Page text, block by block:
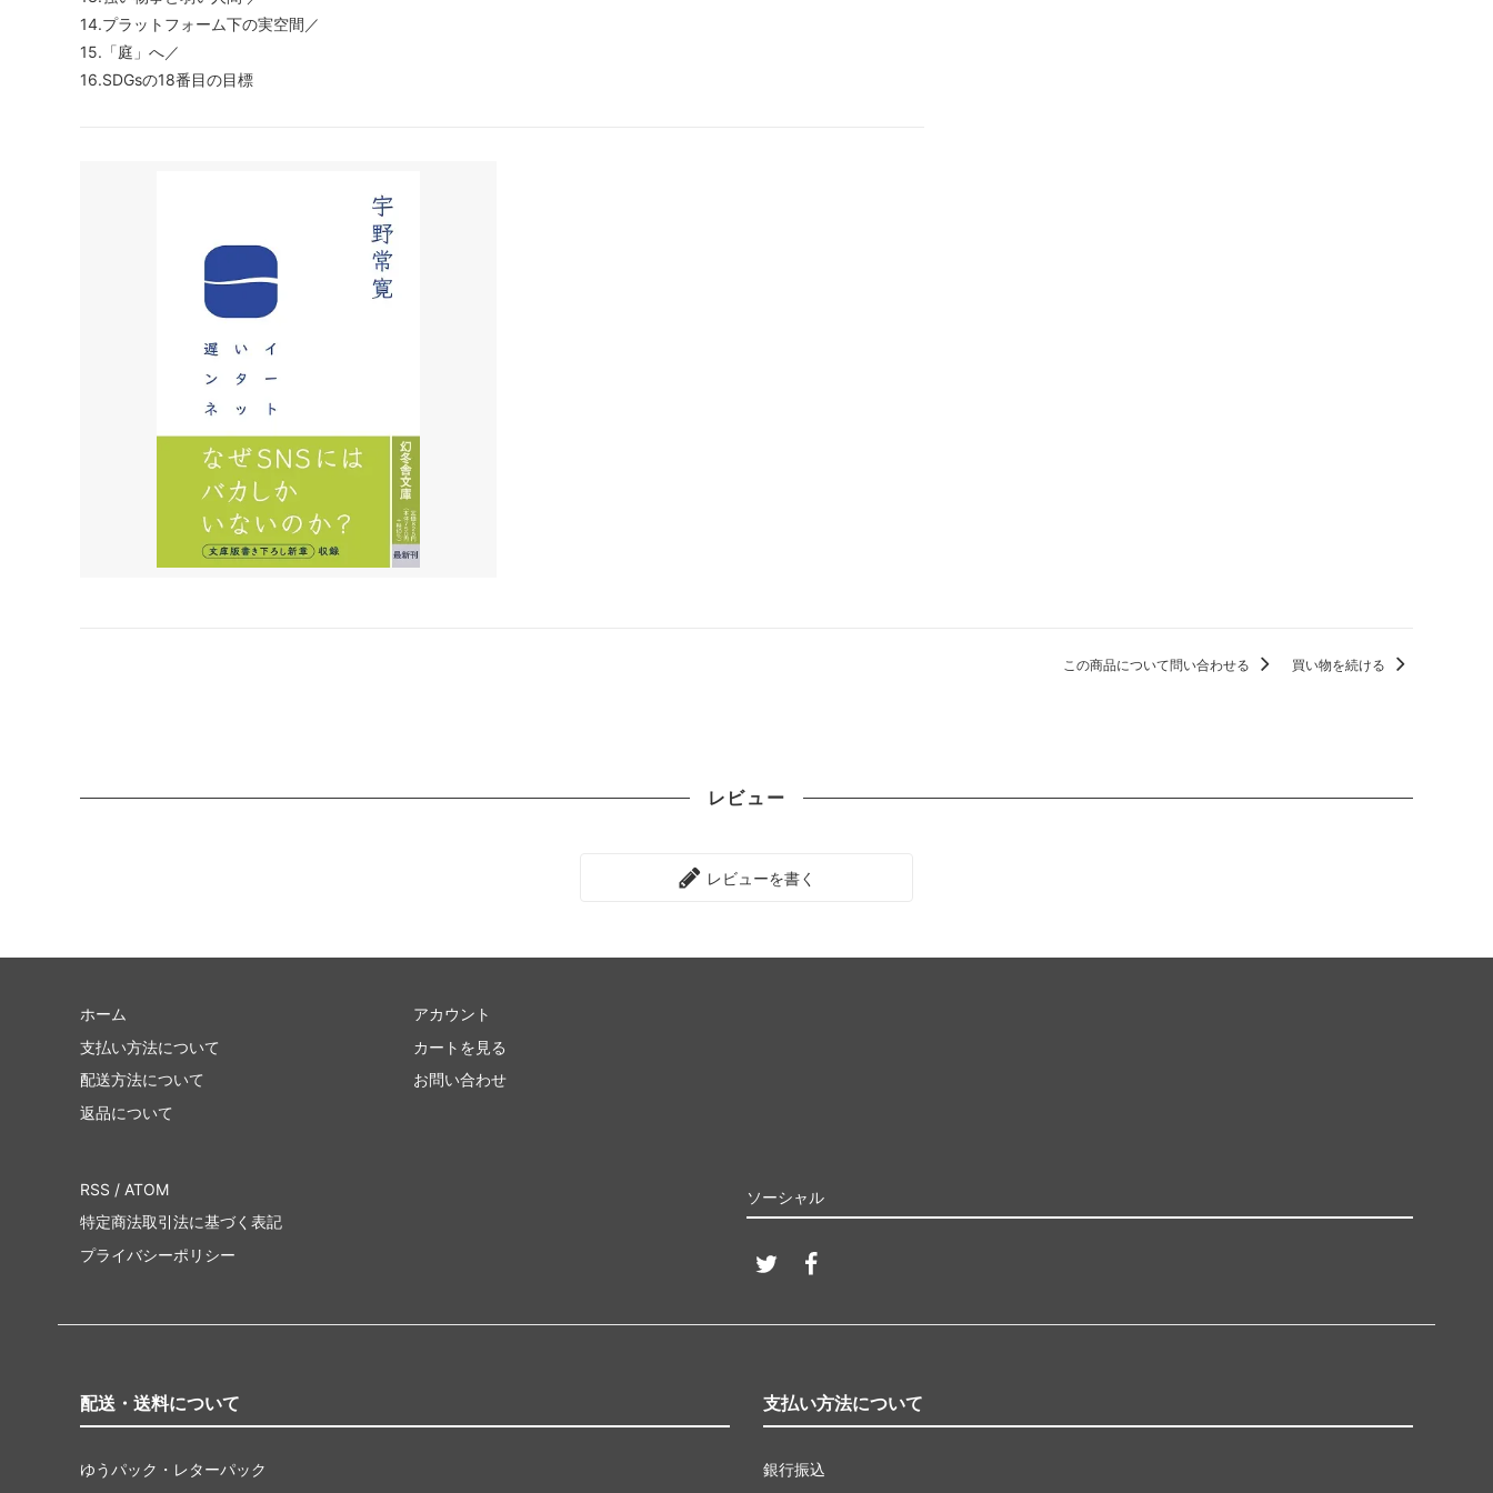
14.プラットフォーム下の実空間／
15.「庭」へ／
16.SDGsの18番目の目標
この商品について問い合わせる 買い物を続ける
レビュー
レビューを書く
ホーム
支払い方法について
配送方法について
返品について
アカウント
カートを見る
お問い合わせ
ソーシャル
RSS / ATOM
特定商法取引法に基づく表記
プライバシーポリシー
配送・送料について
ゆうパック・レターパック
支払い方法について
銀行振込